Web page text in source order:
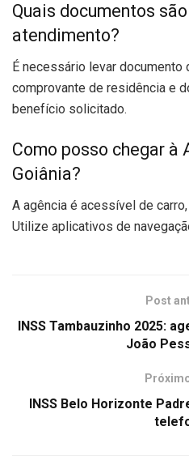
Quais documentos
atendimento?
É necessário levar documento
comprovante de residência e
benefício solicitado.
Como posso chegar à
Goiânia?
A agência é acessível de
Utilize aplicativos de
Post
INSS Tambauzinho 2025:
João
INSS Belo Horizonte